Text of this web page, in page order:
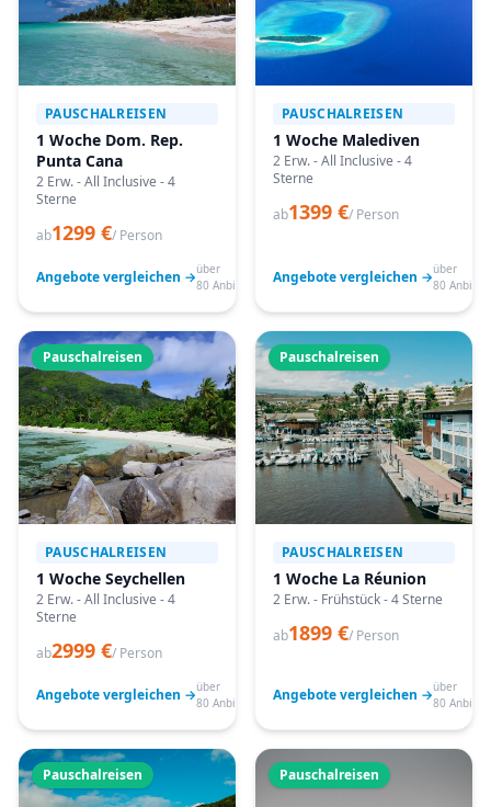
PAUSCHALREISEN
1 Woche Dom. Rep.
Punta Cana
2 Erw. - All Inclusive - 4
Sterne
ab1299 €/ Person
Angebote vergleichen →über
80 Anbieter
PAUSCHALREISEN
1 Woche Malediven
2 Erw. - All Inclusive - 4
Sterne
ab1399 €/ Person
Angebote vergleichen →über
80
Pauschalreisen
PAUSCHALREISEN
1 Woche Seychellen
2 Erw. - All Inclusive - 4
Sterne
ab2999 €/ Person
Angebote vergleichen →über
80 Anbieter
Pauschalreisen
PAUSCHALREISEN
1 Woche La Réunion
2 Erw. - Frühstück - 4 Sterne
ab1899 €/ Person
Angebote vergleichen →über
80
Pauschalreisen Pauschalreisen